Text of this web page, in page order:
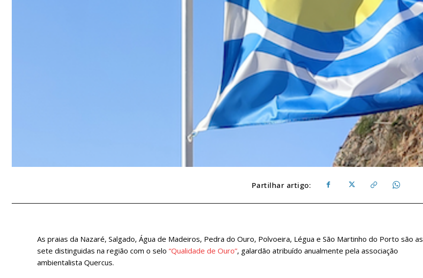
Partilhar artigo:
As praias da Nazaré, Salgado, Água de Madeiros, Pedra do Ouro, Polvoeira, Légua e São Martinho do Porto são as
sete distinguidas na região com o selo “Qualidade de Ouro”, galardão atribuído anualmente pela associação
ambientalista Quercus.